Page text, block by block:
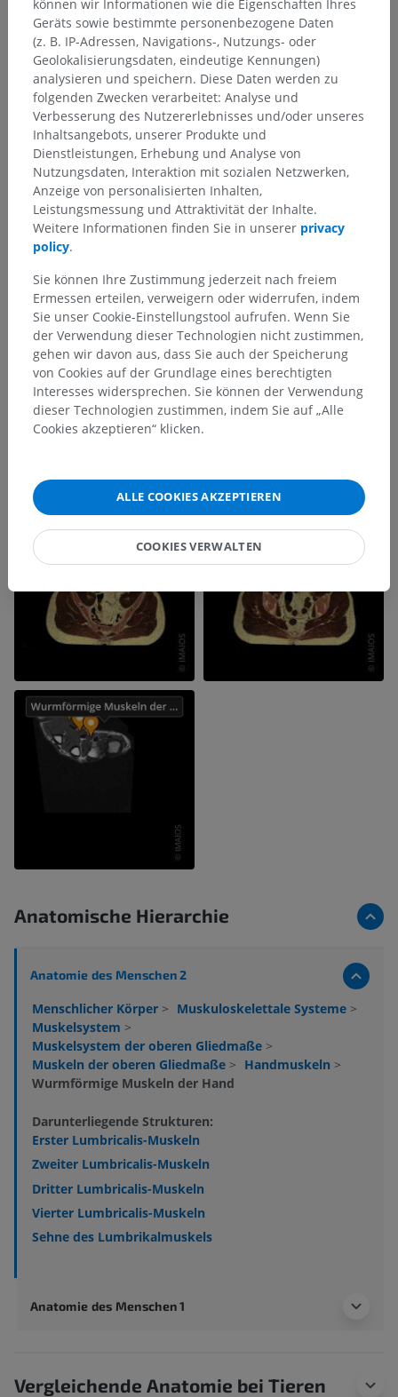
und auf der medialen Seite in die Basilarvene.
Stimmt diese Übersetzung nicht ganz? MELDEN
Referenzen
Valenzuela M, Launico MV, Varacallo MA. Anatomy, Shoulder and Upper
Limb, Hand Lumbrical Muscles. [Updated 2023 Nov 17]. In: StatPearls
[Internet]. Treasure Island (FL): StatPearls Publishing; 2025 Jan-.
Available from:https://www.ncbi.nlm.nih.gov/books/NBK534876/
Galerie
Anatomische Hierarchie
Anatomie des Menschen 2
Menschlicher Körper > Muskuloskelettale Systeme >
Muskelsystem >
Muskelsystem der oberen Gliedmaße >
Muskeln der oberen Gliedmaße > Handmuskeln >
Wurmförmige Muskeln der Hand
Darunterliegende Strukturen:
Erster Lumbricalis-Muskeln
Zweiter Lumbricalis-Muskeln
Dritter Lumbricalis-Muskeln
Vierter Lumbricalis-Muskeln
Sehne des Lumbrikalmuskels
Anatomie des Menschen 1
Vergleichende Anatomie bei Tieren
können wir Informationen wie die Eigenschaften Ihres
Geräts sowie bestimmte personenbezogene Daten
(z. B. IP-Adressen, Navigations-, Nutzungs- oder
Geolokalisierungsdaten, eindeutige Kennungen)
analysieren und speichern. Diese Daten werden zu
folgenden Zwecken verarbeitet: Analyse und
Verbesserung des Nutzererlebnisses und/oder unseres
Inhaltsangebots, unserer Produkte und
Dienstleistungen, Erhebung und Analyse von
Nutzungsdaten, Interaktion mit sozialen Netzwerken,
Anzeige von personalisierten Inhalten,
Leistungsmessung und Attraktivität der Inhalte.
Weitere Informationen finden Sie in unserer privacy
policy.
Sie können Ihre Zustimmung jederzeit nach freiem
Ermessen erteilen, verweigern oder widerrufen, indem
Sie unser Cookie-Einstellungstool aufrufen. Wenn Sie
der Verwendung dieser Technologien nicht zustimmen,
gehen wir davon aus, dass Sie auch der Speicherung
von Cookies auf der Grundlage eines berechtigten
Interesses widersprechen. Sie können der Verwendung
dieser Technologien zustimmen, indem Sie auf „Alle
Cookies akzeptieren“ klicken.
ALLE COOKIES AKZEPTIEREN
COOKIES VERWALTEN